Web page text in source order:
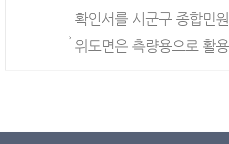
확인서를 시군구 종합민
위도면은 측량용으로 활